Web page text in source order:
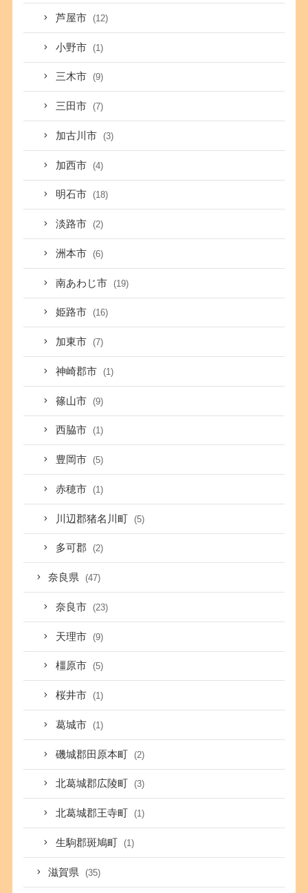
芦屋市 (12)
小野市 (1)
三木市 (9)
三田市 (7)
加古川市 (3)
加西市 (4)
明石市 (18)
淡路市 (2)
洲本市 (6)
南あわじ市 (19)
姫路市 (16)
加東市 (7)
神崎郡市 (1)
篠山市 (9)
西脇市 (1)
豊岡市 (5)
赤穂市 (1)
川辺郡猪名川町 (5)
多可郡 (2)
奈良県 (47)
奈良市 (23)
天理市 (9)
橿原市 (5)
桜井市 (1)
葛城市 (1)
磯城郡田原本町 (2)
北葛城郡広陵町 (3)
北葛城郡王寺町 (1)
生駒郡斑鳩町 (1)
滋賀県 (35)